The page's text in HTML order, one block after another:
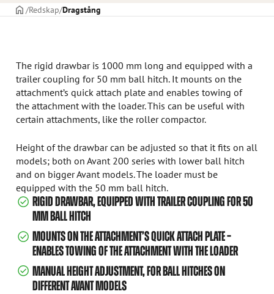
STARTSIDAN
Redskap Dragstång
The rigid drawbar is 1000 mm long and equipped with a
trailer coupling for 50 mm ball hitch. It mounts on the
attachment’s quick attach plate and enables towing of
the attachment with the loader. This can be useful with
certain attachments, like the roller compactor.
Height of the drawbar can be adjusted so that it fits on all
models; both on Avant 200 series with lower ball hitch
and on bigger Avant models. The loader must be
equipped with the 50 mm ball hitch.
RIGID DRAWBAR, EQUIPPED WITH TRAILER COUPLING FOR 50
MM BALL HITCH
MOUNTS ON THE ATTACHMENT’S QUICK ATTACH PLATE –
ENABLES TOWING OF THE ATTACHMENT WITH THE LOADER
MANUAL HEIGHT ADJUSTMENT, FOR BALL HITCHES ON
DIFFERENT AVANT MODELS